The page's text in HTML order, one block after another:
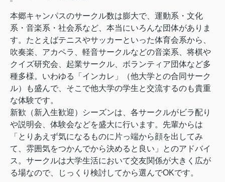
本郷キャンパスのサークル数は膨大で、運動系・文化
系・音楽系・社会系など、本当にいろんな団体がありま
す。たとえばテニスやサッカーといった体育会系から、
吹奏楽、アカペラ、軽音サークルなどの音楽系、将棋や
クイズ研究会、起業サークル、ボランティア団体など多
種多様。いわゆる「インカレ」（他大学との合同サーク
ル）も盛んで、そこで他大学の学生と交流するのも貴重
な体験です。
新歓（新入生歓迎）シーズンは、各サークルがビラ配り
や説明会、体験会などを盛大に行います。先輩からは
「とりあえず気になるものに片っ端から顔を出してみ
て、雰囲気をつかんでから決めると良い」とのアドバイ
ス。サークルは大学生活において交友関係が大きく広が
る場なので、じっくり検討してから選んでOKです。